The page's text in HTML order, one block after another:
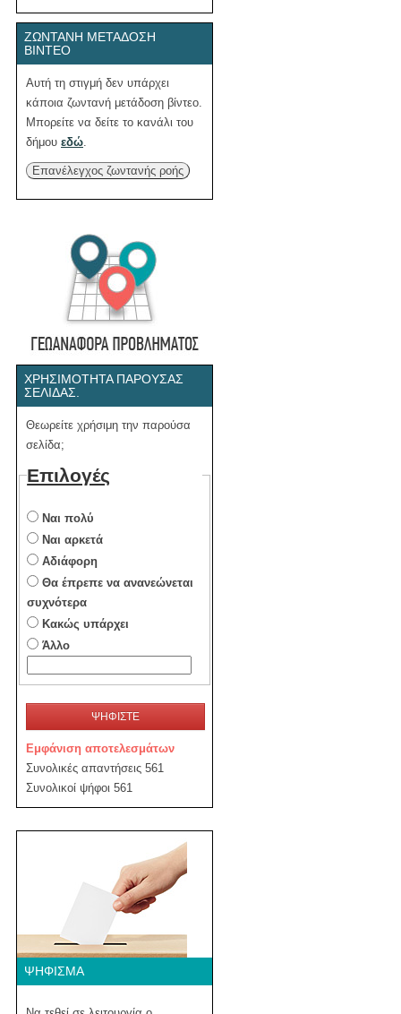
ΖΩΝΤΑΝΉ ΜΕΤΆΔΟΣΗ
ΒΊΝΤΕΟ
Αυτή τη στιγμή δεν υπάρχει
κάποια ζωντανή μετάδοση βίντεο.
Μπορείτε να δείτε το κανάλι του
δήμου εδώ
Επανέλεγχος ζωντανής ροής
ΧΡΗΣΙΜΌΤΗΤΑ ΠΑΡΟΎΣΑΣ
ΣΕΛΊΔΑΣ.
Θεωρείτε χρήσιμη την παρούσα
σελίδα;
Επιλογές
Ναι πολύ
Ναι αρκετά
Αδιάφορη
Θα έπρεπε να ανανεώνεται
συχνότερα
Κακώς υπάρχει
Άλλο
ΨΗΦΙΣΤΕ
Εμφάνιση αποτελεσμάτων
Συνολικές απαντήσεις 561
Συνολικοί ψήφοι 561
ΨΉΦΙΣΜΑ